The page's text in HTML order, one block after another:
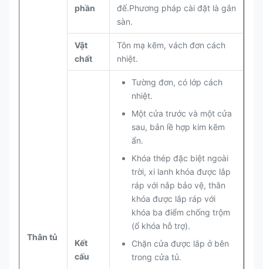
Thân tủ
phần
đế.Phương pháp cài đặt là gắn
sàn.
Vật
chất
Tôn mạ kẽm, vách đơn cách
nhiệt.
Kết
cấu
Tường đơn, có lớp cách
nhiệt.
Một cửa trước và một cửa
sau, bản lề hợp kim kẽm
ẩn.
Khóa thép đặc biệt ngoài
trời, xi lanh khóa được lắp
ráp với nắp bảo vệ, thân
khóa được lắp ráp với
khóa ba điểm chống trộm
(ổ khóa hỗ trợ).
Chặn cửa được lắp ở bên
trong cửa tủ.